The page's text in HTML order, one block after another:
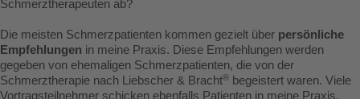
Schmerztherapeuten ab?
Die meisten Schmerzpatienten kommen gezielt über persönliche
Empfehlungen in meine Praxis. Diese Empfehlungen werden
gegeben von ehemaligen Schmerzpatienten, die von der
Schmerztherapie nach Liebscher & Bracht® begeistert waren. Viele
Vortragsteilnehmer schicken ebenfalls Patienten in meine Praxis.